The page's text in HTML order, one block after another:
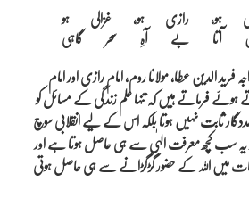
ہو، رازی ہو، غزالی ہو
الدین عطا، مولانا روم، امام رازی اور امام
ہوئے فرماتے ہیں کہ تنہا علم زندگی کے مسائل کو
ثابت نہیں ہوتا بلکہ اس کے لیے انقلابی سوچ
یہ سب کچھ معرفت الہٰی سے ہی حاصل ہوتا ہے اور
میں اللہ کے حضور گڑگڑانے سے ہی حاصل ہوتی